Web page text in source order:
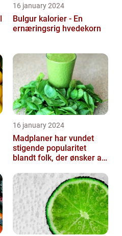
16 january 2024
Bulgur kalorier - En
ernæringsrig hvedekorn
16 january 2024
Madplaner har vundet
stigende popularitet
blandt folk, der ønsker at
deres...